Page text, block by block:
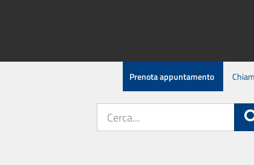
Prenota appuntamento
sito: